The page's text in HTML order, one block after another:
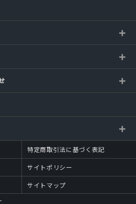
特定商取引法に基づく表記
サイトポリシー
サイトマップ